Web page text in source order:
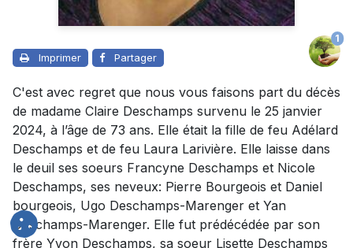
Imprimer Partager
1
C'est avec regret que nous vous faisons part du décès
de madame Claire Deschamps survenu le 25 janvier
2024, à l’âge de 73 ans. Elle était la fille de feu Adélard
Deschamps et de feu Laura Larivière. Elle laisse dans
le deuil ses soeurs Francyne Deschamps et Nicole
Deschamps, ses neveux: Pierre Bourgeois et Daniel
bourgeois, Ugo Deschamps-Marenger et Yan
Deschamps-Marenger. Elle fut prédécédée par son
frère Yvon Deschamps, sa soeur Lisette Deschamps